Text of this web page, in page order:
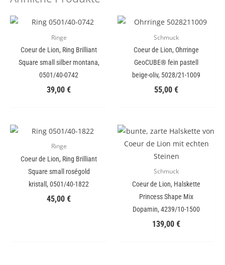
Ringe
Coeur de Lion, Ring Brilliant
Square small silber montana,
0501/40-0742
39,00 €
Schmuck
Coeur de Lion, Ohrringe
GeoCUBE® fein pastell
beige-oliv, 5028/21-1009
55,00 €
Ringe
Coeur de Lion, Ring Brilliant
Square small roségold
kristall, 0501/40-1822
45,00 €
Schmuck
Coeur de Lion, Halskette
Princess Shape Mix
Dopamin, 4239/10-1500
139,00 €